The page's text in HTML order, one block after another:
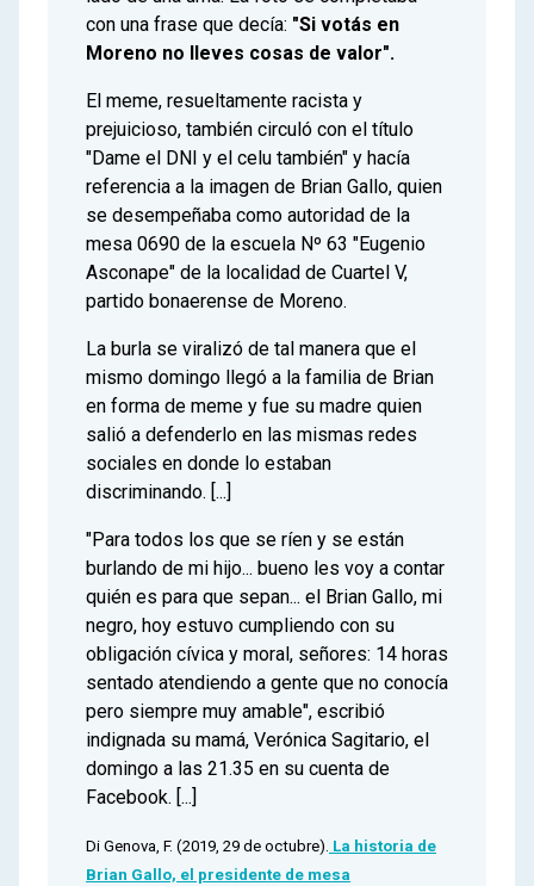
con una frase que decía: "Si votás en
Moreno no lleves cosas de valor".
El meme, resueltamente racista y
prejuicioso, también circuló con el título
"Dame el DNI y el celu también" y hacía
referencia a la imagen de Brian Gallo, quien
se desempeñaba como autoridad de la
mesa 0690 de la escuela Nº 63 "Eugenio
Asconape" de la localidad de Cuartel V,
partido bonaerense de Moreno.
La burla se viralizó de tal manera que el
mismo domingo llegó a la familia de Brian
en forma de meme y fue su madre quien
salió a defenderlo en las mismas redes
sociales en donde lo estaban
discriminando. [...]
"Para todos los que se ríen y se están
burlando de mi hijo... bueno les voy a contar
quién es para que sepan... el Brian Gallo, mi
negro, hoy estuvo cumpliendo con su
obligación cívica y moral, señores: 14 horas
sentado atendiendo a gente que no conocía
pero siempre muy amable", escribió
indignada su mamá, Verónica Sagitario, el
domingo a las 21.35 en su cuenta de
Facebook. [...]
Di Genova, F. (2019, 29 de octubre). La historia de
Brian Gallo, el presidente de mesa